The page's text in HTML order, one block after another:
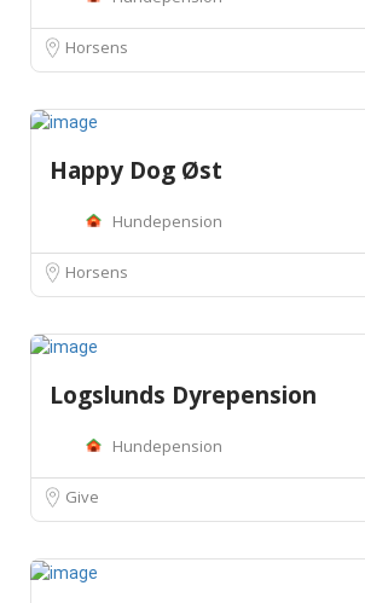
Horsens
Happy Dog Øst
Hundepension
Horsens
Logslunds Dyrepension
Hundepension
Give